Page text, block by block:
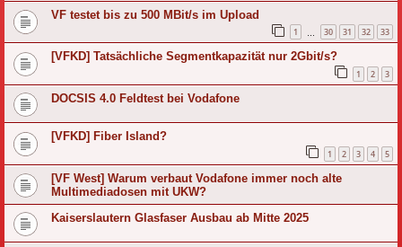
VF testet bis zu 500 MBit/s im Upload
1 30 31 32 33
[VFKD] Tatsächliche Segmentkapazität nur 2Gbit/s?
1 2 3
DOCSIS 4.0 Feldtest bei Vodafone
[VFKD] Fiber Island?
1 2 3 4 5
[VF West] Warum verbaut Vodafone immer noch alte
Multimediadosen mit UKW?
Kaiserslautern Glasfaser Ausbau ab Mitte 2025